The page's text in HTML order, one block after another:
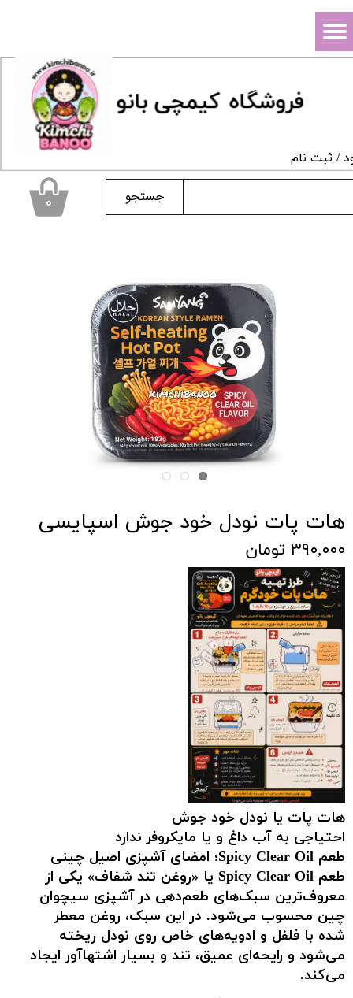
فروشگاه کیمچی بانو
جستجو
/ ثبت نام
حساب کاربری من
سفارشات
۰
هات پات نودل خود جوش اسپایسی
۳۹۰,۰۰۰ تومان
هات پات یا نودل خود جوش
احتیاجی به آب داغ و یا مایکروفر ندارد
طعم Spicy Clear Oil؛ امضای آشپزی اصیل چینی
طعم Spicy Clear Oil یا «روغن تند شفاف» یکی از
معروف‌ترین سبک‌های طعم‌دهی در آشپزی سیچوان
چین محسوب می‌شود. در این سبک، روغن معطر
شده با فلفل و ادویه‌های خاص روی نودل ریخته
می‌شود و رایحه‌ای عمیق، تند و بسیار اشتها‌آور ایجاد
می‌کند.